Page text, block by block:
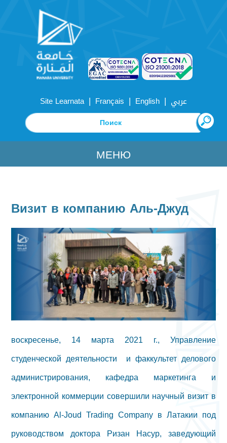
Site Learnata | Français | English | عربي
МЕНЮ
Визит в компанию Аль-Джуд
воскресенье, 14 марта 2021 г., Управление
студенческой деятельности и факкультет делового
администрирования, кафедра маркетинга и
электронной коммерции совершили научный визит в
компанию Al-Joud Trading Company в Латакии под
руководством доктора Ризан Насур, заведующий